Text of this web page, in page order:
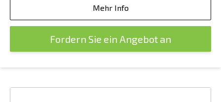
Mehr Info
Fordern Sie ein Angebot an